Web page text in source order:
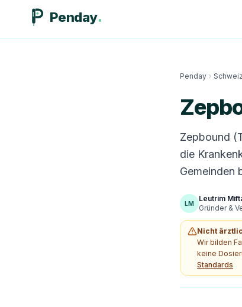
Penday
Penday Schweiz
Zepbound
die
Gemeinden
LM
Leutrim
Gründer &
Nicht
Wir bilden
keine
Standards